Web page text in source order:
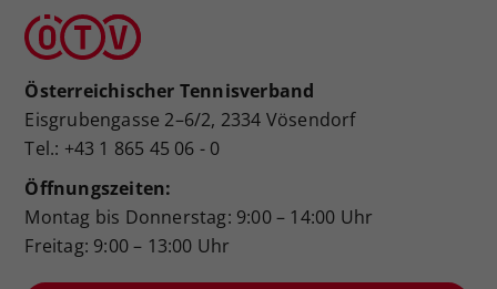
Österreichischer Tennisverband
Eisgrubengasse 2–6/2, 2334 Vösendorf
Tel.: +43 1 865 45 06 - 0
Öffnungszeiten:
Montag bis Donnerstag: 9:00 – 14:00 Uhr
Freitag: 9:00 – 13:00 Uhr